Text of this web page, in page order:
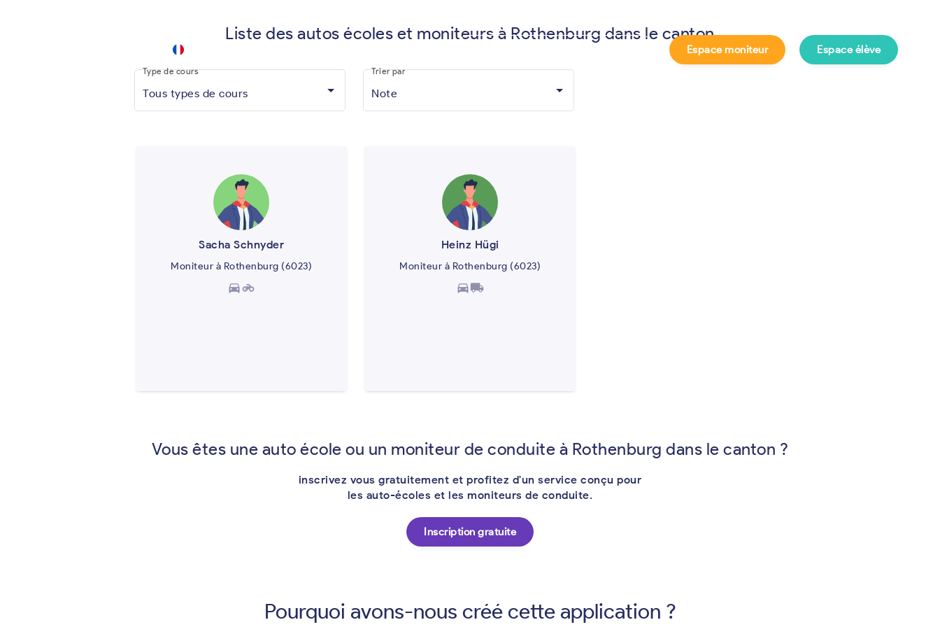
Espace moniteur Espace élève
Liste des autos écoles et moniteurs à Rothenburg dans le canton
Tous types de cours
Type de cours
Note
Trier par
Sacha Schnyder
Moniteur à Rothenburg (6023)
directions_carmotorcycle
Heinz Hügi
Moniteur à Rothenburg (6023)
directions_carlocal_shipping
Vous êtes une auto école ou un moniteur de conduite à Rothenburg dans le canton ?
inscrivez vous gratuitement et profitez d'un service conçu pour
les auto-écoles et les moniteurs de conduite.
Inscription gratuite
Pourquoi avons-nous créé cette application ?